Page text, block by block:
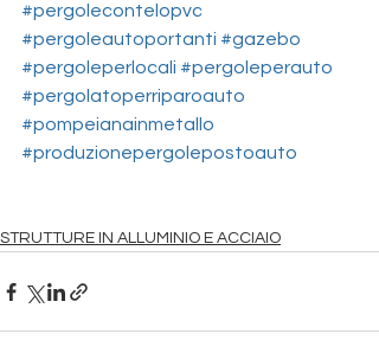
#pergolecontelopvc
#pergoleautoportanti #gazebo
#pergoleperlocali #pergoleperauto
#pergolatoperriparoauto
#pompeianainmetallo
#produzionepergolepostoauto
STRUTTURE IN ALLUMINIO E ACCIAIO